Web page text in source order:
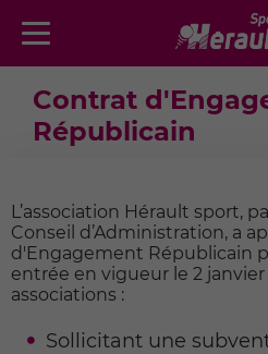
Aller à la recherche
Menu
Contrat
Républicain
L’association Hérault sport,
Conseil d’Administration, a
d'Engagement Républicain
entrée en vigueur le 2
associations :
Sollicitant une